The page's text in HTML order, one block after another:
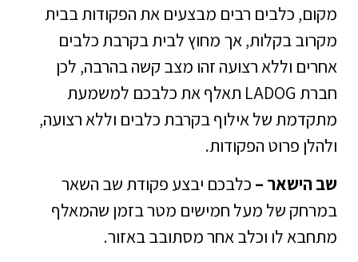
מקום, כלבים רבים מבצעים את הפקודות בבית
מקרוב בקלות, אך מחוץ לבית בקרבת כלבים
אחרים וללא רצועה זהו מצב קשה בהרבה, לכן
חברת LADOG תאלף את כלבכם למשמעת
מתקדמת של אילוף בקרבת כלבים וללא רצועה,
ולהלן פרוט הפקודות.
שב הישאר – כלבכם יבצע פקודת שב השאר
במרחק של מעל חמישים מטר בזמן שהמאלף
מתחבא לו וכלב אחר מסתובב באזור.